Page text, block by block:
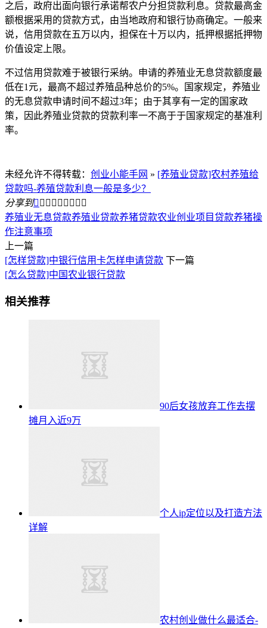
之后，政府出面向银行承诺帮农户分担贷款利息。贷款最高金
额根据采用的贷款方式，由当地政府和银行协商确定。一般来
说，信用贷款在五万以内，担保在十万以内，抵押根据抵押物
价值设定上限。
不过信用贷款难于被银行采纳。申请的养殖业无息贷款额度最
低在1元，最高不超过养殖品种总价的5%。国家规定，养殖业
的无息贷款申请时间不超过3年；由于其享有一定的国家政
策，因此养殖业贷款的贷款利率一不高于于国家规定的基准利
率。
未经允许不得转载： 创业小能手网 » [养殖业贷款]农村养殖给
贷款吗-养殖贷款利息一般是多少？
分享到        
养殖业无息贷款养殖业贷款养猪贷款农业创业项目贷款养猪操
作注意事项
上一篇
[怎样贷款]中银行信用卡怎样申请贷款 下一篇
[怎么贷款]中国农业银行贷款
相关推荐
90后女孩放弃工作去摆
摊月入近9万
个人ip定位以及打造方法
详解
农村创业做什么最适合-